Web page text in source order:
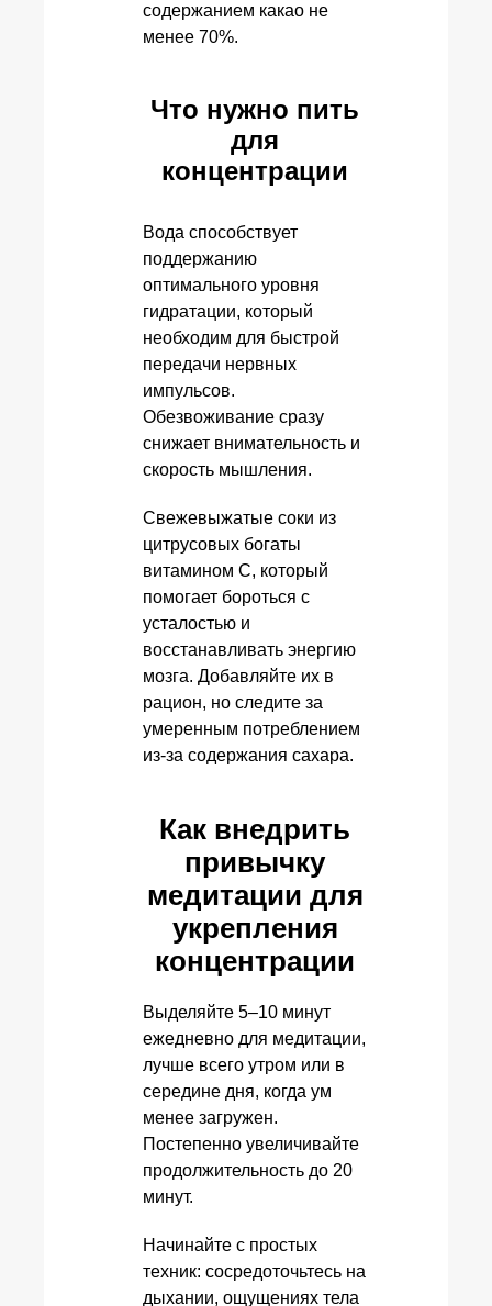
содержанием какао не
менее 70%.
Что нужно пить
для
концентрации
Вода способствует
поддержанию
оптимального уровня
гидратации, который
необходим для быстрой
передачи нервных
импульсов.
Обезвоживание сразу
снижает внимательность и
скорость мышления.
Свежевыжатые соки из
цитрусовых богаты
витамином C, который
помогает бороться с
усталостью и
восстанавливать энергию
мозга. Добавляйте их в
рацион, но следите за
умеренным потреблением
из-за содержания сахара.
Как внедрить
привычку
медитации для
укрепления
концентрации
Выделяйте 5–10 минут
ежедневно для медитации,
лучше всего утром или в
середине дня, когда ум
менее загружен.
Постепенно увеличивайте
продолжительность до 20
минут.
Начинайте с простых
техник: сосредоточьтесь на
дыхании, ощущениях тела